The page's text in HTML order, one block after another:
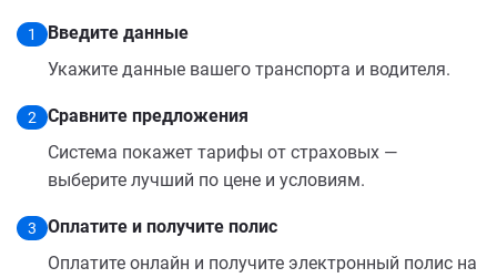
1
Введите данные
Укажите данные вашего транспорта и водителя.
2
Сравните предложения
Система покажет тарифы от страховых —
выберите лучший по цене и условиям.
3
Оплатите и получите полис
Оплатите онлайн и получите электронный полис на